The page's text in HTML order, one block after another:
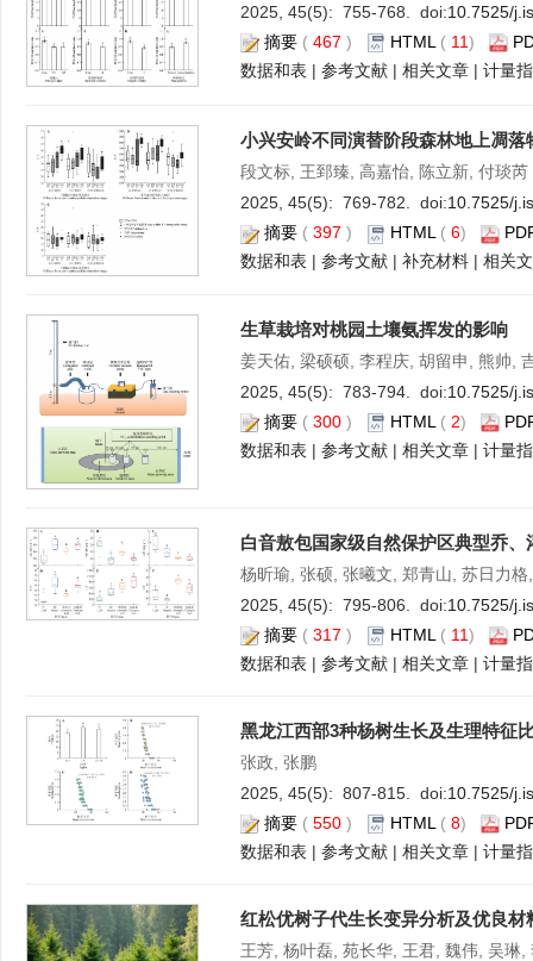
2025, 45(5): 755-768. doi:10.7525/
摘要 ( 467 ) HTML ( 11)
数据和表 | 参考文献 | 相关文章 | 计量
小兴安岭不同演替阶段森林地上凋
段文标, 王郅臻, 高嘉怡, 陈立新, 付琰芮
2025, 45(5): 769-782. doi:10.7525/
摘要 ( 397 ) HTML( 6)
数据和表 | 参考文献 | 补充材料 | 相关
生草栽培对桃园土壤氨挥发的影响
姜天佑, 梁硕硕, 李程庆, 胡留申, 熊帅,
2025, 45(5): 783-794. doi:10.7525/
摘要 ( 300 ) HTML ( 2)
数据和表 | 参考文献 | 相关文章 | 计量
白音敖包国家级自然保护区典型乔
杨昕瑜, 张硕, 张曦文, 郑青山, 苏日力格
2025, 45(5): 795-806. doi:10.7525/
摘要 ( 317 ) HTML ( 11)
数据和表 | 参考文献 | 相关文章 | 计量
黑龙江西部3种杨树生长及生理特征
张政, 张鹏
2025, 45(5): 807-815. doi:10.7525/
摘要 ( 550 ) HTML ( 8)
数据和表 | 参考文献 | 相关文章 | 计量
红松优树子代生长变异分析及优良材
王芳, 杨叶磊, 苑长华, 王君, 魏伟, 吴琳